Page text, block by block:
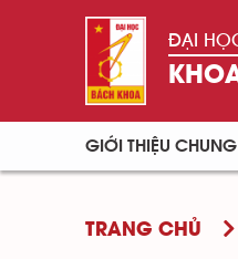
ĐẠI
GIỚI THIỆU CHUNG
TRANG CHỦ